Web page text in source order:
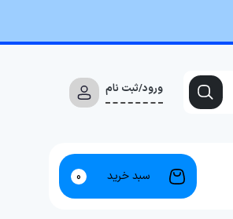
ورود/ثبت نام
سبد خرید 0